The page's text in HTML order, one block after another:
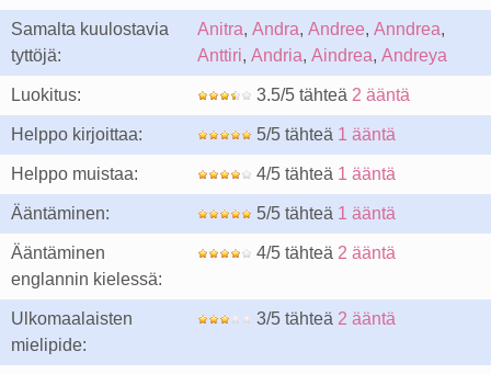
Samalta kuulostavia
tyttöjä:
Anitra, Andra, Andree, Anndrea,
Anttiri, Andria, Aindrea, Andreya
Luokitus: 3.5/5 tähteä 2 ääntä
Helppo kirjoittaa: 5/5 tähteä 1 ääntä
Helppo muistaa: 4/5 tähteä 1 ääntä
Ääntäminen: 5/5 tähteä 1 ääntä
Ääntäminen
englannin kielessä:
4/5 tähteä 2 ääntä
Ulkomaalaisten
mielipide:
3/5 tähteä 2 ääntä